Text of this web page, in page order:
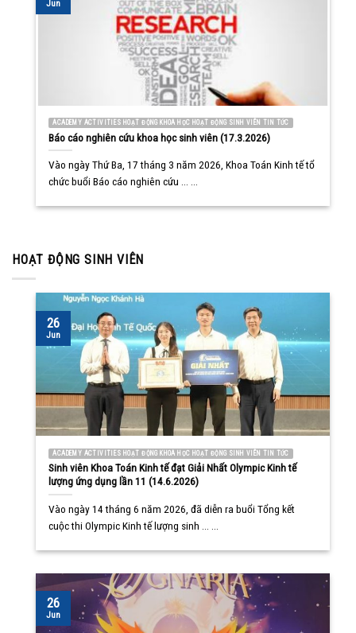
ACADEMY ACTIVITIES HOẠT ĐỘNG KHOA HỌC HOẠT ĐỘNG SINH VIÊN TIN TỨC
Báo cáo nghiên cứu khoa học sinh viên (17.3.2026)
Vào ngày Thứ Ba, 17 tháng 3 năm 2026, Khoa Toán Kinh tế tổ
chức buổi Báo cáo nghiên cứu ... ...
Jun
HOẠT ĐỘNG SINH VIÊN
ACADEMY ACTIVITIES HOẠT ĐỘNG KHOA HỌC HOẠT ĐỘNG SINH VIÊN TIN TỨC
Sinh viên Khoa Toán Kinh tế đạt Giải Nhất Olympic Kinh tế
lượng ứng dụng lần 11 (14.6.2026)
Vào ngày 14 tháng 6 năm 2026, đã diễn ra buổi Tổng kết
cuộc thi Olympic Kinh tế lượng sinh ... ...
26
Jun
26
Jun